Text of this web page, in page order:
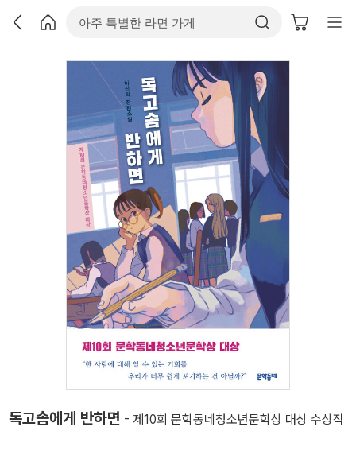
독고솜에게 반하면 - 제10회 문학동네청소년문학상 대상 수상작